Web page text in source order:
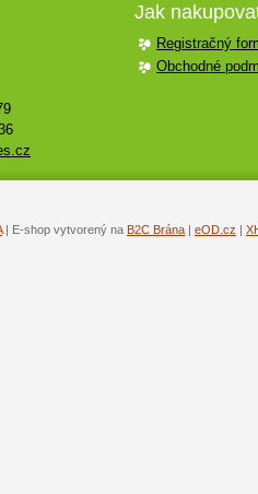
Jak
Registračný
Obchodné
| E-shop vytvorený na B2C Brána | eOD.cz |